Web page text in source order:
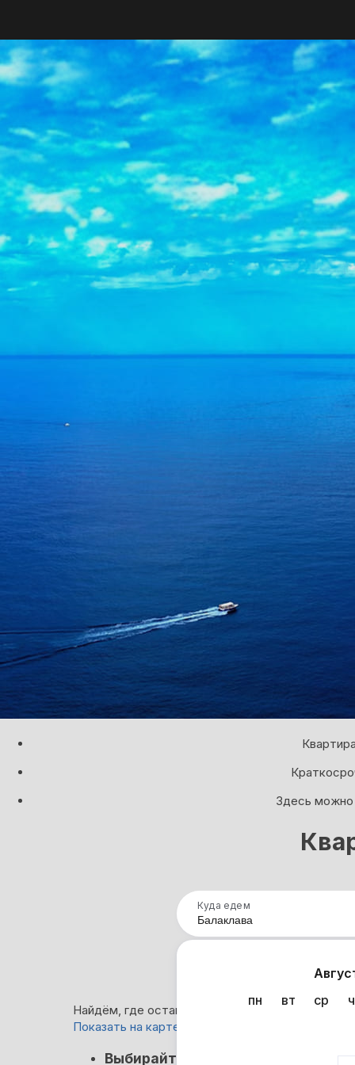
Здесь можно
Куда едем
пн
вт ср
Найдём, где остановиться в Балаклаве: 51
Показать на карте
Выбирайте лучшее